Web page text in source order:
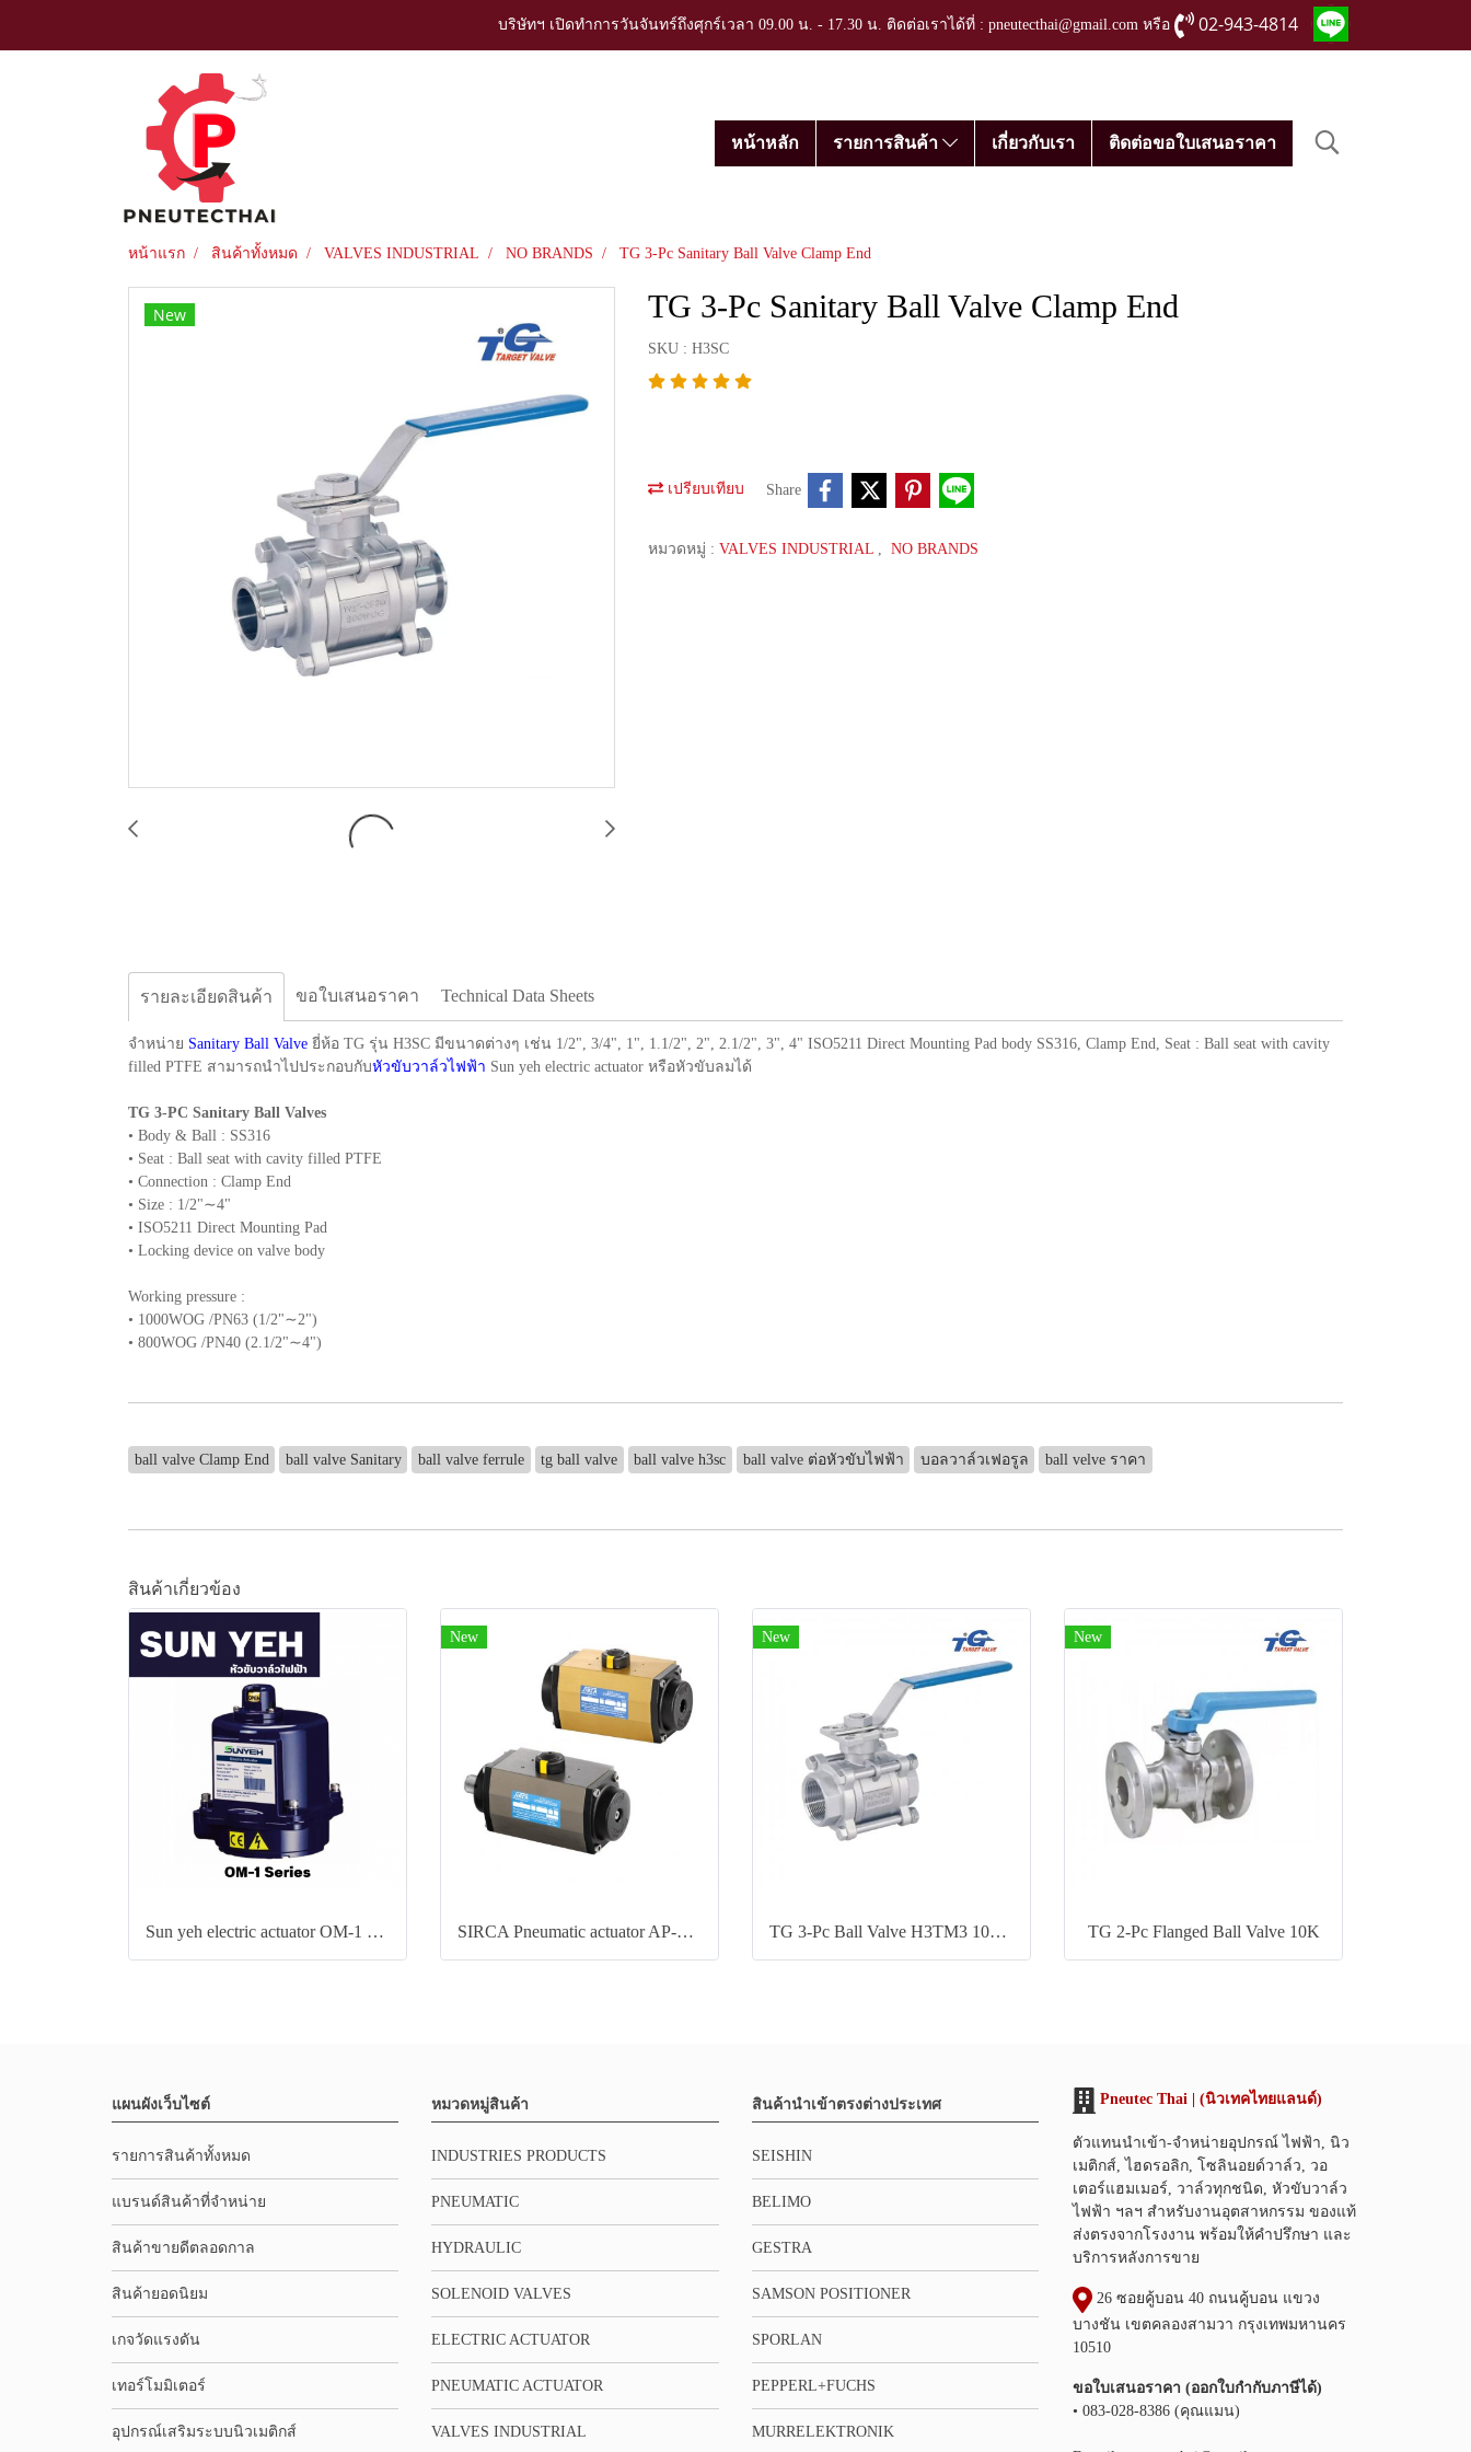
บริษัทฯ เปิดทำการวันจันทร์ถึงศุกร์เวลา 09.00 น. - 17.30 น. ติดต่อเราได้ที่ : pneutecthai@gmail.com หรือ 02-943-4814
หน้าหลัก รายการสินค้า เกี่ยวกับเรา ติดต่อขอใบเสนอราคา
หน้าแรก สินค้าทั้งหมด VALVES INDUSTRIAL NO BRANDS TG 3-Pc Sanitary Ball Valve Clamp End
New TG 3-Pc Sanitary Ball Valve Clamp End
SKU : H3SC
เปรียบเทียบ Share
หมวดหมู่ : VALVES INDUSTRIAL , NO BRANDS
รายละเอียดสินค้า ขอใบเสนอราคา Technical Data Sheets
จำหน่าย Sanitary Ball Valve ยี่ห้อ TG รุ่น H3SC มีขนาดต่างๆ เช่น 1/2", 3/4", 1", 1.1/2", 2", 2.1/2", 3", 4" ISO5211 Direct Mounting Pad body SS316, Clamp End, Seat : Ball seat with cavity
filled PTFE สามารถนำไปประกอบกับหัวขับวาล์วไฟฟ้า Sun yeh electric actuator หรือหัวขับลมได้
TG 3-PC Sanitary Ball Valves
• Body & Ball : SS316
• Seat : Ball seat with cavity filled PTFE
• Connection : Clamp End
• Size : 1/2"∼4"
• ISO5211 Direct Mounting Pad
• Locking device on valve body
Working pressure :
• 1000WOG /PN63 (1/2"∼2")
• 800WOG /PN40 (2.1/2"∼4")
ball valve Clamp End ball valve Sanitary ball valve ferrule tg ball valve ball valve h3sc ball valve ต่อหัวขับไฟฟ้า บอลวาล์วเฟอรูล ball velve ราคา
สินค้าเกี่ยวข้อง
Sun yeh electric actuator OM-1 Series
New
SIRCA Pneumatic actuator AP-APM Series
New
TG 3-Pc Ball Valve H3TM3 1000WOG
New
TG 2-Pc Flanged Ball Valve 10K
แผนผังเว็บไซต์
รายการสินค้าทั้งหมด
แบรนด์สินค้าที่จำหน่าย
สินค้าขายดีตลอดกาล
สินค้ายอดนิยม
เกจวัดแรงดัน
เทอร์โมมิเตอร์
อุปกรณ์เสริมระบบนิวเมติกส์
หมวดหมู่สินค้า
INDUSTRIES PRODUCTS
PNEUMATIC
HYDRAULIC
SOLENOID VALVES
ELECTRIC ACTUATOR
PNEUMATIC ACTUATOR
VALVES INDUSTRIAL
สินค้านำเข้าตรงต่างประเทศ
SEISHIN
BELIMO
GESTRA
SAMSON POSITIONER
SPORLAN
PEPPERL+FUCHS
MURRELEKTRONIK
Pneutec Thai | (นิวเทคไทยแลนด์)
ตัวแทนนำเข้า-จำหน่ายอุปกรณ์ ไฟฟ้า, นิว
เมติกส์, ไฮดรอลิก, โซลินอยด์วาล์ว, วอ
เตอร์แฮมเมอร์, วาล์วทุกชนิด, หัวขับวาล์ว
ไฟฟ้า ฯลฯ สำหรับงานอุตสาหกรรม ของแท้
ส่งตรงจากโรงงาน พร้อมให้คำปรึกษา และ
บริการหลังการขาย
26 ซอยคู้บอน 40 ถนนคู้บอน แขวง
บางชัน เขตคลองสามวา กรุงเทพมหานคร
10510
ขอใบเสนอราคา (ออกใบกำกับภาษีได้)
• 083-028-8386 (คุณแมน)